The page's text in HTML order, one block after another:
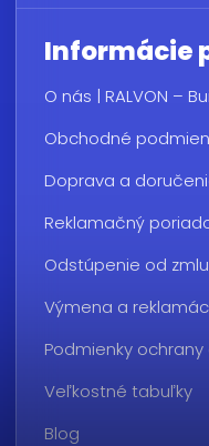
Informácie
O nás | RALVON –
Obchodné
Doprava a
Reklamačný
Odstúpenie od
Výmena a
Podmienky
Veľkostné tabuľky
Blog